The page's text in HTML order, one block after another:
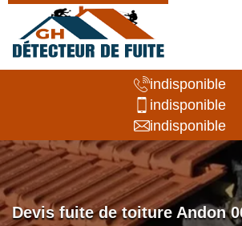
indisponible
indisponible
indisponible
Devis fuite de toiture Andon